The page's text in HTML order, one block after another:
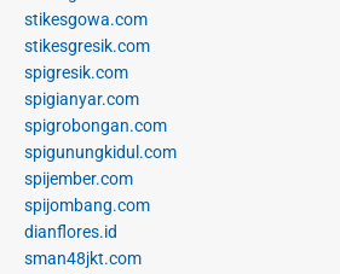
stikesgowa.com
stikesgresik.com
spigresik.com
spigianyar.com
spigrobongan.com
spigunungkidul.com
spijember.com
spijombang.com
dianflores.id
sman48jkt.com